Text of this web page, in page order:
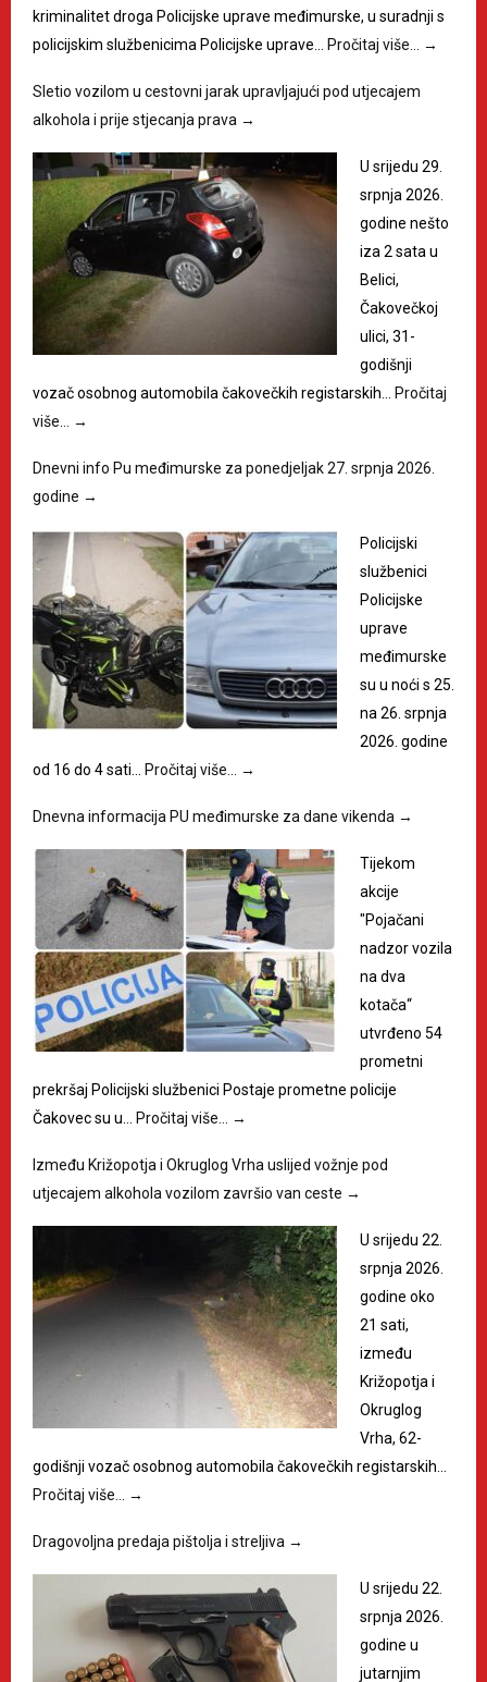
kriminalitet droga Policijske uprave međimurske, u suradnji s
policijskim službenicima Policijske uprave…
Pročitaj više… →
Sletio vozilom u cestovni jarak upravljajući pod utjecajem
alkohola i prije stjecanja prava →
U srijedu 29.
srpnja 2026.
godine nešto
iza 2 sata u
Belici,
Čakovečkoj
ulici, 31-
godišnji
vozač osobnog automobila čakovečkih registarskih…
Pročitaj
više…
→
Dnevni info Pu međimurske za ponedjeljak 27. srpnja 2026.
godine →
Policijski
službenici
Policijske
uprave
međimurske
su u noći s 25.
na 26. srpnja
2026. godine
od 16 do 4 sati…
Pročitaj više… →
Dnevna informacija PU međimurske za dane vikenda →
Tijekom
akcije
"Pojačani
nadzor vozila
na dva
kotača“
utvrđeno 54
prometni
prekršaj Policijski službenici Postaje prometne policije
Čakovec su u…
Pročitaj više… →
Između Križopotja i Okruglog Vrha uslijed vožnje pod
utjecajem alkohola vozilom završio van ceste →
U srijedu 22.
srpnja 2026.
godine oko
21 sati,
između
Križopotja i
Okruglog
Vrha, 62-
godišnji vozač osobnog automobila čakovečkih registarskih…
Pročitaj više…
→
Dragovoljna predaja pištolja i streljiva →
U srijedu 22.
srpnja 2026.
godine u
jutarnjim